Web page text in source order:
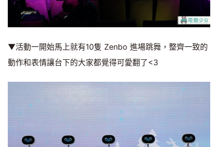
▼活動一開始馬上就有10隻 Zenbo 進場跳舞，整齊一致的
動作和表情讓台下的大家都覺得可愛翻了<3